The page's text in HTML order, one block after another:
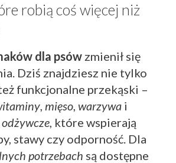
robią coś więcej niż
dla psów zmienił się
Dziś znajdziesz nie tylko
funkcjonalne przekąski –
, mięso, warzywa i
, które wspierają
stawy czy odporność. Dla
potrzebach są dostępne